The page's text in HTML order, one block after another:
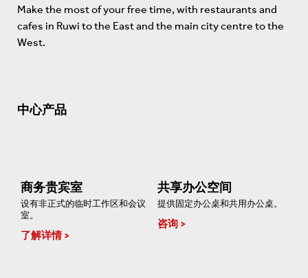
Make the most of your free time, with restaurants and
cafes in Ruwi to the East and the main city centre to the
West.
中心产品
商务贵宾室
设有非正式的临时工作区和会议
室。
了解详情
共享办公空间
提供固定办公桌和共用办公桌。
咨询